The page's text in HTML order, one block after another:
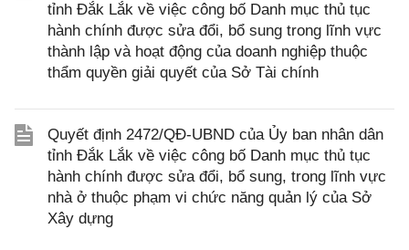
tỉnh Đắk Lắk về việc công bố Danh mục thủ tục
hành chính được sửa đổi, bổ sung trong lĩnh vực
thành lập và hoạt động của doanh nghiệp thuộc
thẩm quyền giải quyết của Sở Tài chính
Quyết định 2472/QĐ-UBND của Ủy ban nhân dân
tỉnh Đắk Lắk về việc công bố Danh mục thủ tục
hành chính được sửa đổi, bổ sung, trong lĩnh vực
nhà ở thuộc phạm vi chức năng quản lý của Sở
Xây dựng